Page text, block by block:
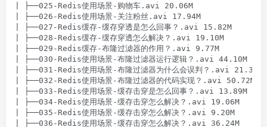
| ├──025-Redis使用场景-购物车.avi 20.06M
| ├──026-Redis使用场景-关注粉丝.avi 17.94M
| ├──027-Redis缓存-缓存穿透是怎么回事？.avi 15.82M
| ├──028-Redis缓存-缓存穿透怎么解决？.avi 19.10M
| ├──029-Redis缓存-布隆过滤器的作用？.avi 9.77M
| ├──030-Redis使用场景-布隆过滤器运行逻辑？.avi 44.10M
| ├──031-Redis使用场景-布隆过滤器为什么会误判？.avi 21.37M
| ├──032-Redis使用场景-布隆过滤器的代码实现？.avi 50.72M
| ├──033-Redis使用场景-缓存击穿是怎么回事？.avi 13.89M
| ├──034-Redis使用场景-缓存击穿怎么解决？.avi 19.06M
| ├──035-Redis使用场景-缓存击穿怎么解决？.avi 9.20M
| ├──036-Redis使用场景-缓存击穿怎么解决？.avi 36.24M